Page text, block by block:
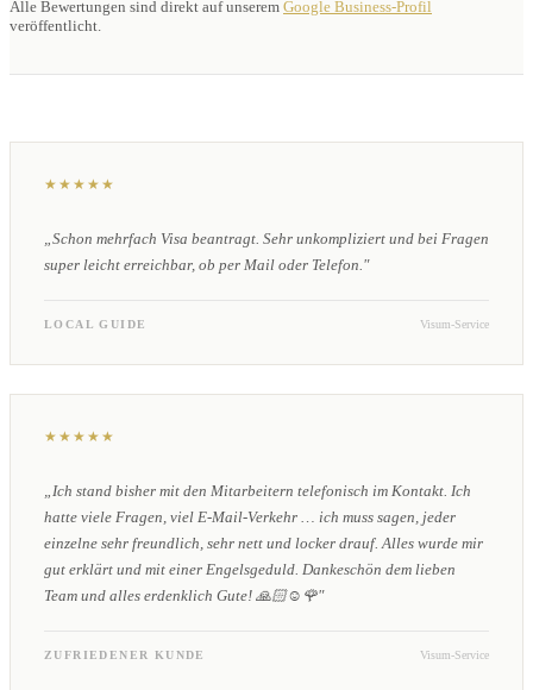
Alle Bewertungen sind direkt auf unserem Google Business-Profil
veröffentlicht.
★★★★★
„Schon mehrfach Visa beantragt. Sehr unkompliziert und bei Fragen
super leicht erreichbar, ob per Mail oder Telefon."
LOCAL GUIDE Visum-Service
★★★★★
„Ich stand bisher mit den Mitarbeitern telefonisch im Kontakt. Ich
hatte viele Fragen, viel E-Mail-Verkehr … ich muss sagen, jeder
einzelne sehr freundlich, sehr nett und locker drauf. Alles wurde mir
gut erklärt und mit einer Engelsgeduld. Dankeschön dem lieben
Team und alles erdenklich Gute! 🙏🏻☺️🌹"
ZUFRIEDENER KUNDE Visum-Service